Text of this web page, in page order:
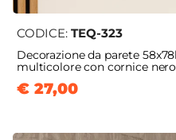
CODICE: TEQ-323
Decorazione da parete
multicolore con cornice nero
€ 27,00